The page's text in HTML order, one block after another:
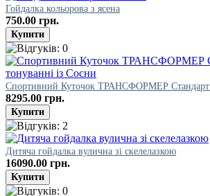
Гойдалка кольорова з ясена
750.00 грн.
Спортивний Куточок ТРАНСФОРМЕР Стандарт
8295.00 грн.
Дитяча гойдалка вулична зі скелелазкою
16090.00 грн.